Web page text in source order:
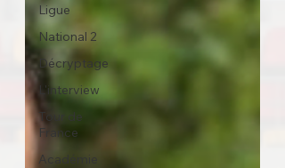
Ligue
National 2
Décryptage
L'interview
Tour de
France
Académie